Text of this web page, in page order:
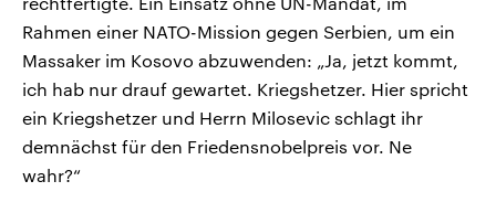
Rahmen einer NATO-Mission gegen Serbien, um ein
Massaker im Kosovo abzuwenden: „Ja, jetzt kommt,
ich hab nur drauf gewartet. Kriegshetzer. Hier spricht
ein Kriegshetzer und Herrn Milosevic schlagt ihr
demnächst für den Friedensnobelpreis vor. Ne
wahr?“